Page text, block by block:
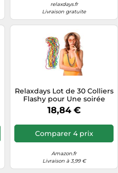
relaxdays.fr
Livraison gratuite
Relaxdays Lot de 30 Colliers
Flashy pour Une soirée
années 80 ou Hippie,
Carnaval, Accessoire
18,84 €
Comparer 4 prix
Amazon.fr
Livraison à 3,99 €